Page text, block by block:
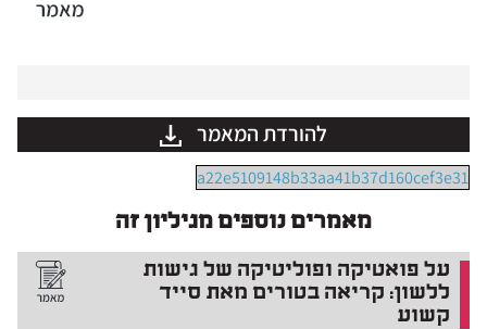
להורדת המאמר
a22e5109148b33aa41b37d160cef3e31
מאמרים נוספים מגיליון זה
על פואטיקה ופוליטיקה של גישות
ללשון: קריאה בטורים מאת סייד
קשוע